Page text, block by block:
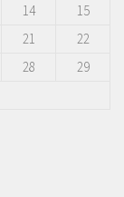
14
15
21
22
28
29